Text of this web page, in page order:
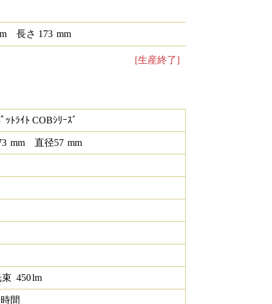
長さ 173 mm
[生産終了]
ｯﾄﾗｲﾄ COBｼﾘｰｽﾞ
mm 直径57 mm
450lm
間